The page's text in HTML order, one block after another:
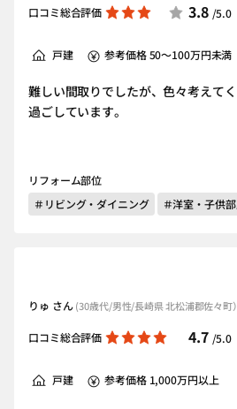
口コミ総合評価 3.8 /5.0
戸建 参考価格 50～100万円未満
難しい間取りでしたが、色々考えて
過ごしています。
リフォーム部位
＃リビング・ダイニング
＃洋室・子供
りゅ さん(30歳代/男性/長崎県 北松浦郡佐々町）
口コミ総合評価 4.7 /5.0
戸建 参考価格 1,000万円以上